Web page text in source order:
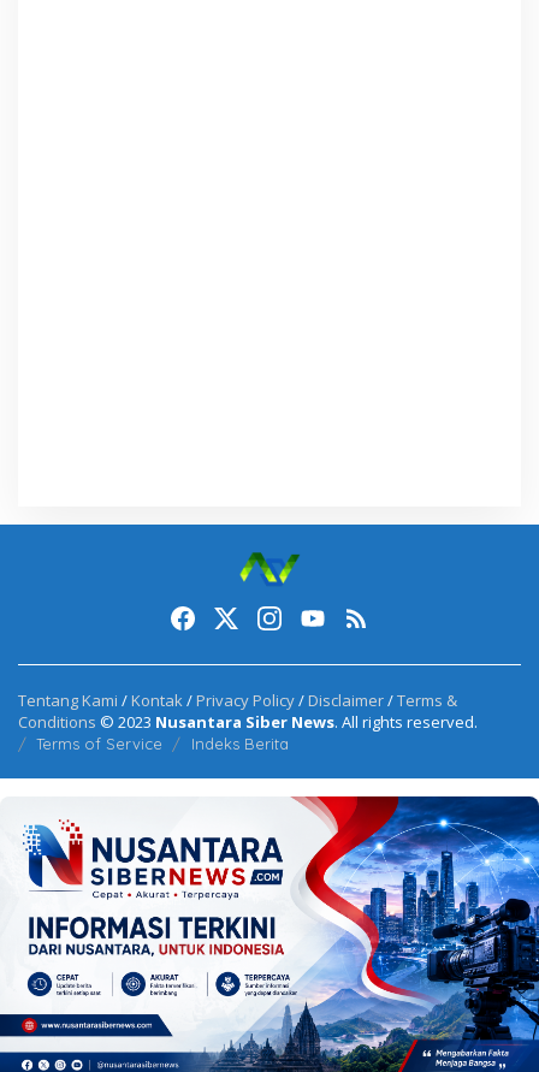
Tentang Kami /Kontak/Privacy Policy/Disclaimer/Terms &
Conditions © 2023 Nusantara Siber News. All rights reserved.
Terms of Service Indeks Berita